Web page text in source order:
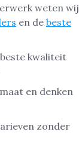
weten wij
en de beste
kwaliteit
en denken
zonder